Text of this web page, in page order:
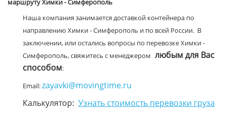
маршруту Химки - Симферополь
Наша компания занимается доставкой контейнера по
направлению Химки - Симферополь и по всей России. В
заключении, или остались вопросы по перевозке Химки -
Симферополь, свяжитесь с менеджером любым для Вас
способом:
Email:zayavki@movingtime.ru
Калькулятор: Узнать стоимость перевозки груза